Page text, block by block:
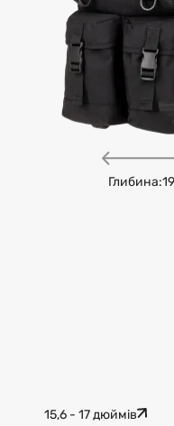
Глибина:
15,6 - 17 дюймів